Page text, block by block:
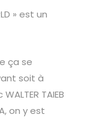
» est un
ça se
soit à
TAIEB
on y est